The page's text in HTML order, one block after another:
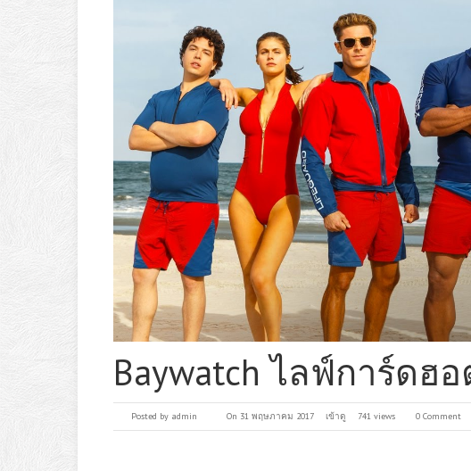
Baywatch ไลฟ์การ์ดฮ
Posted by admin On 31 พฤษภาคม 2017 เข้าดู 741 views 0 Comment